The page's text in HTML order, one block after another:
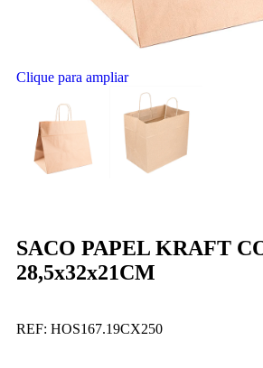
Clique para ampliar
SACO PAPEL KRAFT
28,5x32x21CM
REF: HOS167.19CX250